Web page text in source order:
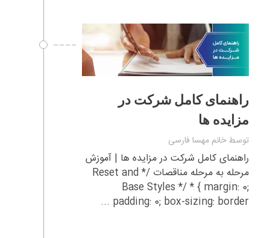
راهنمای کامل شرکت در
مزایده ها
توسط خانم مهسا فارسی
راهنمای کامل شرکت در مزایده ها | آموزش
مرحله به مرحله مناقصات /* Reset and
Base Styles */ * { margin: 0;
padding: 0; box-sizing: border ...